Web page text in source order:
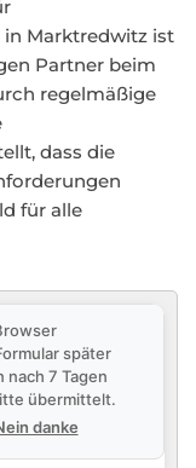
Marktredwitz ist
Partner beim
regelmäßige
dass die
für alle
später
7 Tagen
übermittelt.
danke